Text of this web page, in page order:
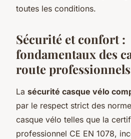
toutes les conditions.
Sécurité et confort :
fondamentaux des
route professionnels
La sécurité casque vélo
par le respect strict des
casque vélo telles que la
professionnel CE EN 1078,